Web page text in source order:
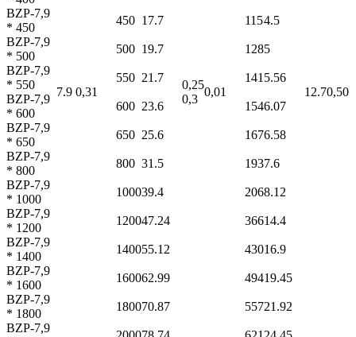
7.9 0,31
0,25
0,3
0,01 12.70,50
BZP-7,9
* 450
450 17.7 1154.5
BZP-7,9
* 500
500 19.7 1285
BZP-7,9
* 550
550 21.7 141 5.56
BZP-7,9
* 600
600 23.6 1546.07
BZP-7,9
* 650
650 25.6 1676.58
BZP-7,9
* 800
800 31.5 1937.6
BZP-7,9
* 1000
100039.4 2068.12
BZP-7,9
* 1200
120047.24 36614.4
BZP-7,9
* 1400
140055.12 43016.9
BZP-7,9
* 1600
160062.99 49419.45
BZP-7,9
* 1800
180070.87 55721.92
BZP-7,9